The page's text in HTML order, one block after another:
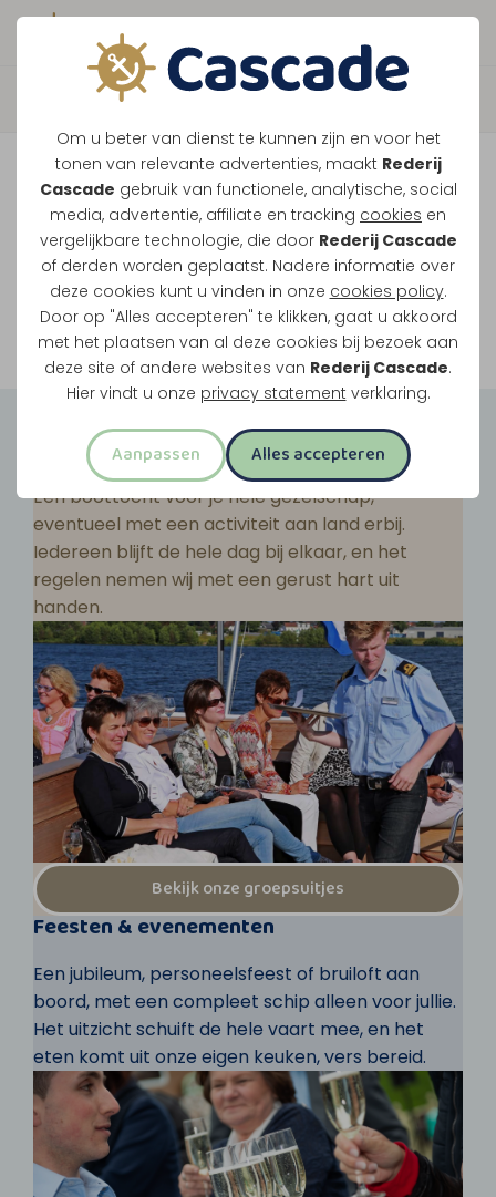
Om u beter van dienst te kunnen zijn en voor het
tonen van relevante advertenties, maakt Rederij
Cascade gebruik van functionele, analytische, social
media, advertentie, affiliate en tracking cookies en
vergelijkbare technologie, die door Rederij Cascade
of derden worden geplaatst. Nadere informatie over
deze cookies kunt u vinden in onze cookies policy.
Door op "Alles accepteren" te klikken, gaat u akkoord
met het plaatsen van al deze cookies bij bezoek aan
deze site of andere websites van Rederij Cascade.
Hier vindt u onze privacy statement verklaring.
Aanpassen Alles accepteren
Boek direct je vaart
Vaar je mee over de
Maasplassen?
Ondanks de lage waterstanden gaan
onze vaarten gewoon door.
Bekijk onze rondvaarten
Groepsuitjes
Een boottocht voor je hele gezelschap,
eventueel met een activiteit aan land erbij.
Iedereen blijft de hele dag bij elkaar, en het
regelen nemen wij met een gerust hart uit
handen.
Bekijk onze groepsuitjes
Feesten & evenementen
Een jubileum, personeelsfeest of bruiloft aan
boord, met een compleet schip alleen voor jullie.
Het uitzicht schuift de hele vaart mee, en het
eten komt uit onze eigen keuken, vers bereid.